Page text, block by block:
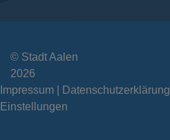
© Stadt Aalen
2026
Impressum
Datenschutzerklärung
Einstellungen